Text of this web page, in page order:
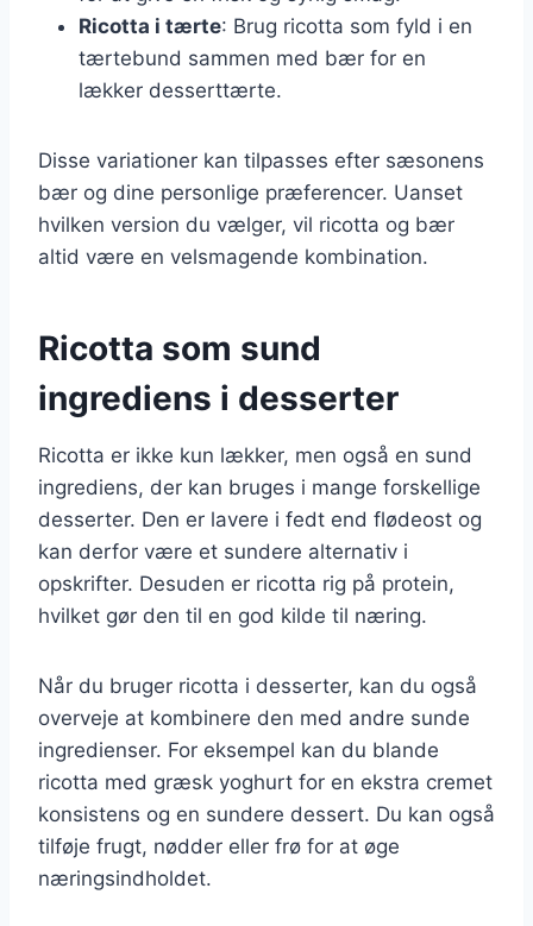
Ricotta i tærte: Brug ricotta som fyld i en
tærtebund sammen med bær for en
lækker desserttærte.
Disse variationer kan tilpasses efter sæsonens
bær og dine personlige præferencer. Uanset
hvilken version du vælger, vil ricotta og bær
altid være en velsmagende kombination.
Ricotta som sund
ingrediens i desserter
Ricotta er ikke kun lækker, men også en sund
ingrediens, der kan bruges i mange forskellige
desserter. Den er lavere i fedt end flødeost og
kan derfor være et sundere alternativ i
opskrifter. Desuden er ricotta rig på protein,
hvilket gør den til en god kilde til næring.
Når du bruger ricotta i desserter, kan du også
overveje at kombinere den med andre sunde
ingredienser. For eksempel kan du blande
ricotta med græsk yoghurt for en ekstra cremet
konsistens og en sundere dessert. Du kan også
tilføje frugt, nødder eller frø for at øge
næringsindholdet.